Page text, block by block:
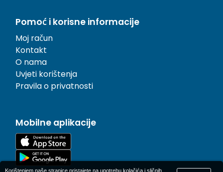
Pomoć i korisne informacije
Moj račun
Kontakt
O nama
Uvjeti korištenja
Pravila o privatnosti
Mobilne aplikacije
Korištenjem naše stranice pristajete na upotrebu kolačića i sličnih